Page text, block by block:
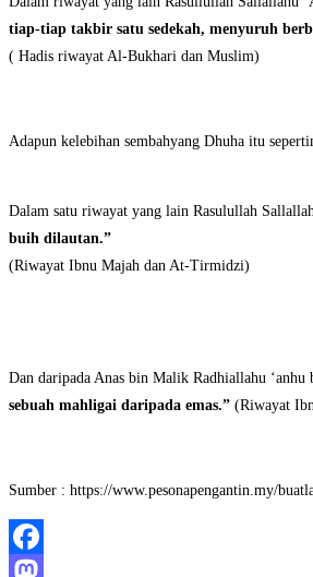
tiap-tiap takbir satu sedekah, menyuruh
( Hadis riwayat Al-Bukhari dan Muslim)
Adapun kelebihan sembahyang Dhuha itu
Dalam satu riwayat yang lain Rasulullah
buih dilautan.”
(Riwayat Ibnu Majah dan At-Tirmidzi)
Dan daripada Anas bin Malik Radhiallahu
sebuah mahligai daripada emas.” (Riwayat
Sumber : https://www.pesonapengantin.my/
Facebook